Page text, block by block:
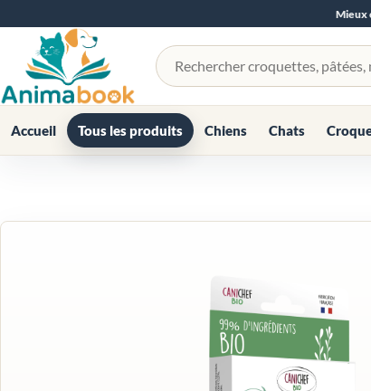
Mieux
Rechercher un produit
Accueil Tous les produits Chiens Chats